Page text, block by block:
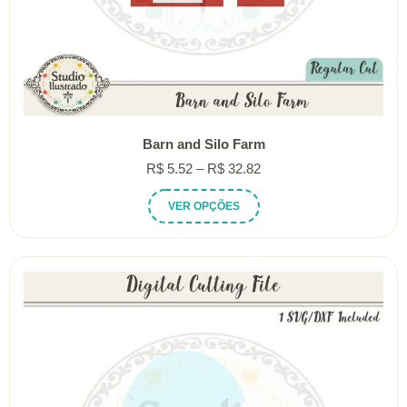
Barn and Silo Farm
R$ 5.52 – R$ 32.82Faixa
através
R$ 32.82
VER OPÇÕES
produto
tem
várias
variantes.
opções
ser
escolhidas